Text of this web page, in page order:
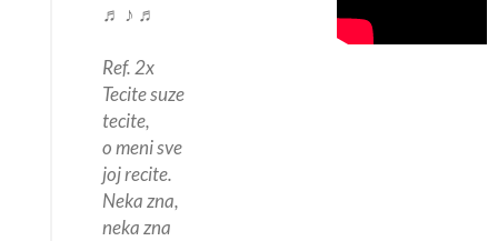
♬ ♪ ♬
Ref. 2x
Tecite suze
tecite,
o meni sve
joj recite.
Neka zna,
neka zna